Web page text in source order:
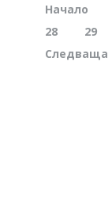
Начало
28
29
Следваща